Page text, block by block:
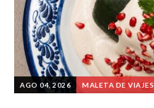
AGO 04, 2026 MALETA DE VIAJES